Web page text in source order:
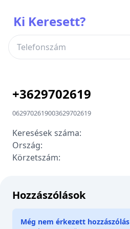
Ki Keresett?
+3629702619
0629702619003629702619
Keresések száma:
Ország:
Körzetszám:
Hozzászólások
Még nem érkezett hozzászólás